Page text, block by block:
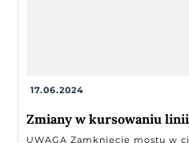
17.06.2024
Zmiany w kursowaniu linii
UWAGA Zamknięcie mostu w